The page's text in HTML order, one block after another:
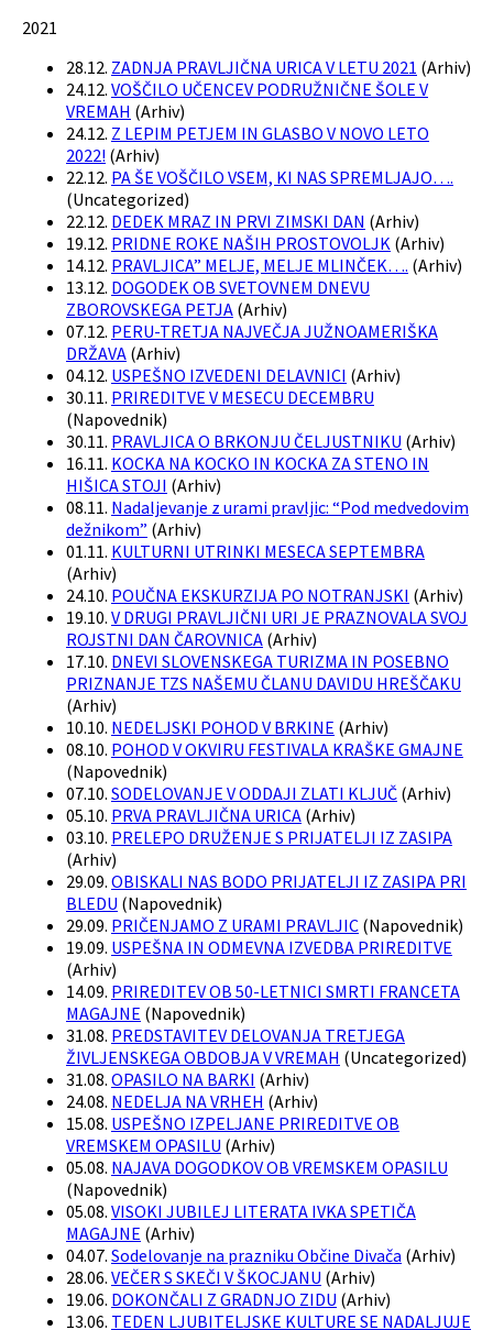
2021
28.12. ZADNJA PRAVLJIČNA URICA V LETU 2021 (Arhiv)
24.12. VOŠČILO UČENCEV PODRUŽNIČNE ŠOLE V
VREMAH (Arhiv)
24.12. Z LEPIM PETJEM IN GLASBO V NOVO LETO
2022! (Arhiv)
22.12. PA ŠE VOŠČILO VSEM, KI NAS SPREMLJAJO….
(Uncategorized)
22.12. DEDEK MRAZ IN PRVI ZIMSKI DAN (Arhiv)
19.12. PRIDNE ROKE NAŠIH PROSTOVOLJK (Arhiv)
14.12. PRAVLJICA” MELJE, MELJE MLINČEK…. (Arhiv)
13.12. DOGODEK OB SVETOVNEM DNEVU
ZBOROVSKEGA PETJA (Arhiv)
07.12. PERU-TRETJA NAJVEČJA JUŽNOAMERIŠKA
DRŽAVA (Arhiv)
04.12. USPEŠNO IZVEDENI DELAVNICI (Arhiv)
30.11. PRIREDITVE V MESECU DECEMBRU
(Napovednik)
30.11. PRAVLJICA O BRKONJU ČELJUSTNIKU (Arhiv)
16.11. KOCKA NA KOCKO IN KOCKA ZA STENO IN
HIŠICA STOJI (Arhiv)
08.11. Nadaljevanje z urami pravljic: “Pod medvedovim
dežnikom” (Arhiv)
01.11. KULTURNI UTRINKI MESECA SEPTEMBRA
(Arhiv)
24.10. POUČNA EKSKURZIJA PO NOTRANJSKI (Arhiv)
19.10. V DRUGI PRAVLJIČNI URI JE PRAZNOVALA SVOJ
ROJSTNI DAN ČAROVNICA (Arhiv)
17.10. DNEVI SLOVENSKEGA TURIZMA IN POSEBNO
PRIZNANJE TZS NAŠEMU ČLANU DAVIDU HREŠČAKU
(Arhiv)
10.10. NEDELJSKI POHOD V BRKINE (Arhiv)
08.10. POHOD V OKVIRU FESTIVALA KRAŠKE GMAJNE
(Napovednik)
07.10. SODELOVANJE V ODDAJI ZLATI KLJUČ (Arhiv)
05.10. PRVA PRAVLJIČNA URICA (Arhiv)
03.10. PRELEPO DRUŽENJE S PRIJATELJI IZ ZASIPA
(Arhiv)
29.09. OBISKALI NAS BODO PRIJATELJI IZ ZASIPA PRI
BLEDU (Napovednik)
29.09. PRIČENJAMO Z URAMI PRAVLJIC (Napovednik)
19.09. USPEŠNA IN ODMEVNA IZVEDBA PRIREDITVE
(Arhiv)
14.09. PRIREDITEV OB 50-LETNICI SMRTI FRANCETA
MAGAJNE (Napovednik)
31.08. PREDSTAVITEV DELOVANJA TRETJEGA
ŽIVLJENSKEGA OBDOBJA V VREMAH (Uncategorized)
31.08. OPASILO NA BARKI (Arhiv)
24.08. NEDELJA NA VRHEH (Arhiv)
15.08. USPEŠNO IZPELJANE PRIREDITVE OB
VREMSKEM OPASILU (Arhiv)
05.08. NAJAVA DOGODKOV OB VREMSKEM OPASILU
(Napovednik)
05.08. VISOKI JUBILEJ LITERATA IVKA SPETIČA
MAGAJNE (Arhiv)
04.07. Sodelovanje na prazniku Občine Divača (Arhiv)
28.06. VEČER S SKEČI V ŠKOCJANU (Arhiv)
19.06. DOKONČALI Z GRADNJO ZIDU (Arhiv)
13.06. TEDEN LJUBITELJSKE KULTURE SE NADALJUJE